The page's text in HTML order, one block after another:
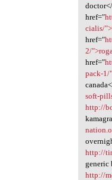
href="
cialis/
href="
2/
href="
pack-1/
soft-
http://
http://
generic
http://